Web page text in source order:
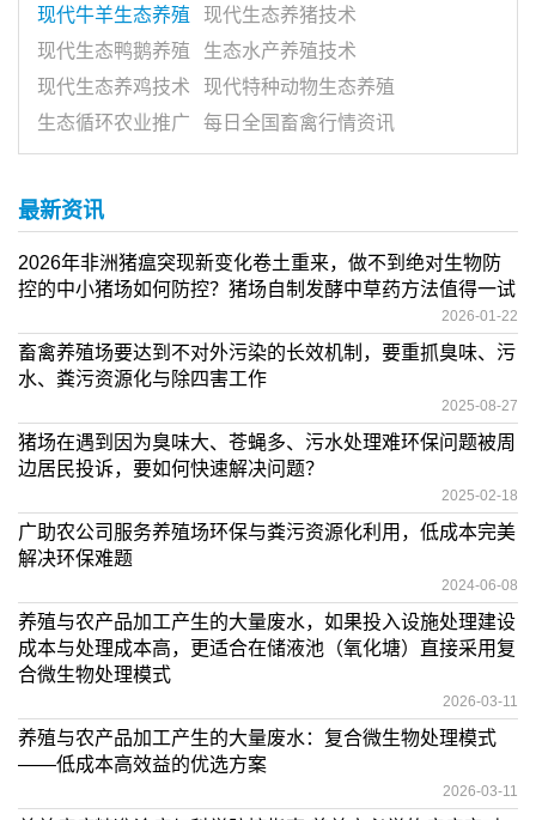
现代牛羊生态养殖
现代生态养猪技术
现代生态鸭鹅养殖
生态水产养殖技术
现代生态养鸡技术
现代特种动物生态养殖
生态循环农业推广
每日全国畜禽行情资讯
最新资讯
2026年非洲猪瘟突现新变化卷土重来，做不到绝对生物防
控的中小猪场如何防控？猪场自制发酵中草药方法值得一试
2026-01-22
畜禽养殖场要达到不对外污染的长效机制，要重抓臭味、污
水、粪污资源化与除四害工作
2025-08-27
猪场在遇到因为臭味大、苍蝇多、污水处理难环保问题被周
边居民投诉，要如何快速解决问题？
2025-02-18
广助农公司服务养殖场环保与粪污资源化利用，低成本完美
解决环保难题
2024-06-08
养殖与农产品加工产生的大量废水，如果投入设施处理建设
成本与处理成本高，更适合在储液池（氧化塘）直接采用复
合微生物处理模式
2026-03-11
养殖与农产品加工产生的大量废水：复合微生物处理模式
——低成本高效益的优选方案
2026-03-11